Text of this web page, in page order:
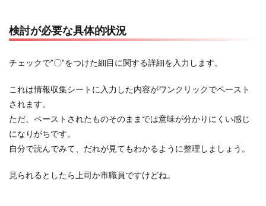
検討が必要な具体的状況
チェックで”〇”をつけた細目に関する詳細を入力します。
これは情報収集シートに入力した内容がワンクリックでペースト
されます。
ただ、ペーストされたものそのままでは意味が分かりにくい感じ
になりがちです。
自分で読んでみて、だれが見てもわかるように整理しましょう。
見られるとしたら上司か市職員ですけどね。